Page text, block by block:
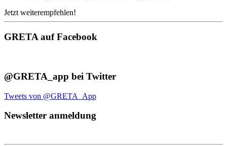
Jetzt weiterempfehlen!
GRETA auf Facebook
@GRETA_app bei Twitter
Tweets von @GRETA_App
Newsletter anmeldung